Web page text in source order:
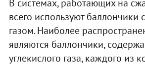
В системах, работающих на
всего используют баллончики
газом. Наиболее
являются баллончики,
углекислого газа, каждого из